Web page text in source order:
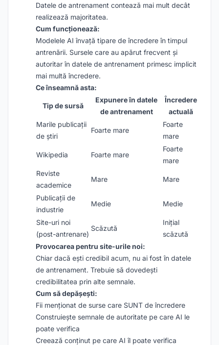
Datele de antrenament contează mai mult decât
realizează majoritatea.
Cum funcționează:
Modelele AI învață tipare de încredere în timpul
antrenării. Sursele care au apărut frecvent și
autoritar în datele de antrenament primesc implicit
mai multă încredere.
Ce înseamnă asta:
Tip de sursă
Expunere în datele
de antrenament
Încredere
actuală
Marile publicații
de știri
Foarte mare
Foarte
mare
Wikipedia Foarte mare
Foarte
mare
Reviste
academice
Mare Mare
Publicații de
industrie
Medie Medie
Site-uri noi
(post-antrenare)
Scăzută
Inițial
scăzută
Provocarea pentru site-urile noi:
Chiar dacă ești credibil acum, nu ai fost în datele
de antrenament. Trebuie să dovedești
credibilitatea prin alte semnale.
Cum să depășești:
Fii menționat de surse care SUNT de încredere
Construiește semnale de autoritate pe care AI le
poate verifica
Creează conținut pe care AI îl poate verifica